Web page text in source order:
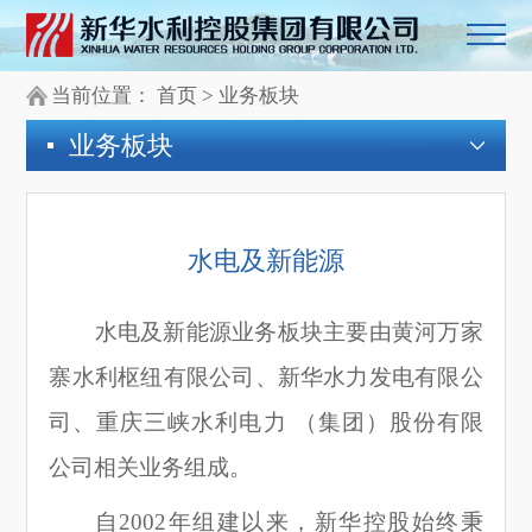
当前位置： 首页 > 业务板块
业务板块
水电及 新能源
水电及新能源业务板块主要由黄河万家
寨水利枢纽有限公司、新华水力发电有限公
司、重庆三峡水利电力 （集团）股份有限
公司相关业务组成。
自2002年组建以来，新华控股始终秉